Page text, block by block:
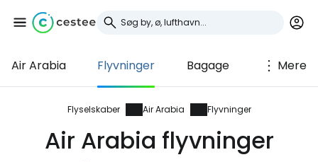
Air Arabia Flyvninger Bagage Mere
Flyselskaber Air Arabia Flyvninger
Air Arabia flyvninger
Log ind på Cestee
... det verdensomspændende
rejsefællesskab